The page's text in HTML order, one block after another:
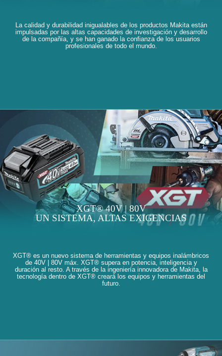
La calidad y durabilidad inigualables de los productos Makita están
impulsadas por las altas capacidades de investigación y desarrollo
de la compañía, y se han ganado la confianza de los usuarios
profesionales de todo el mundo.
XGT® 40V | 80V
UN SISTEMA, ALTAS EXIGENCIAS
XGT® es un nuevo sistema de herramientas y equipos inalámbricos
de 40V | 80V máx. XGT® supera en potencia, inteligencia y
duración al resto. A través de la ingeniería innovadora de Makita, la
tecnología dentro de XGT® creará los equipos y herramientas del
futuro.